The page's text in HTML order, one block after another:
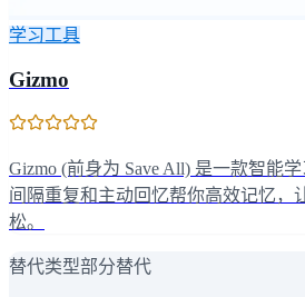
学习工具
Gizmo
Gizmo (前身为 Save All) 是一款智能
间隔重复和主动回忆帮你高效记忆，
松。
替代类型部分替代